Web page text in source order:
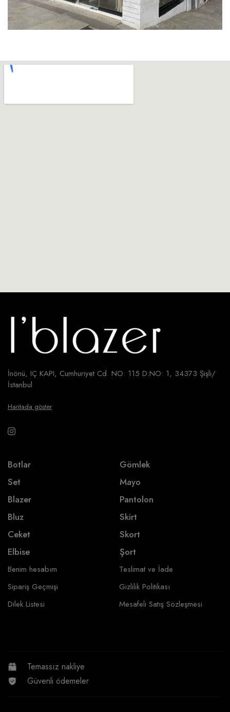
İnönü, IÇ KAPI, Cumhuriyet Cd. NO: 115 D:NO: 1, 34373 Şişli/
İstanbul
Haritada göster
Botlar
Set
Blazer
Bluz
Ceket
Elbise
Gömlek
Mayo
Pantolon
Skirt
Skort
Şort
Benim hesabım
Sipariş Geçmişi
Dilek Listesi
Teslimat ve İade
Gizlilik Politikası
Mesafeli Satış Sözleşmesi
Temassız nakliye
Güvenli ödemeler